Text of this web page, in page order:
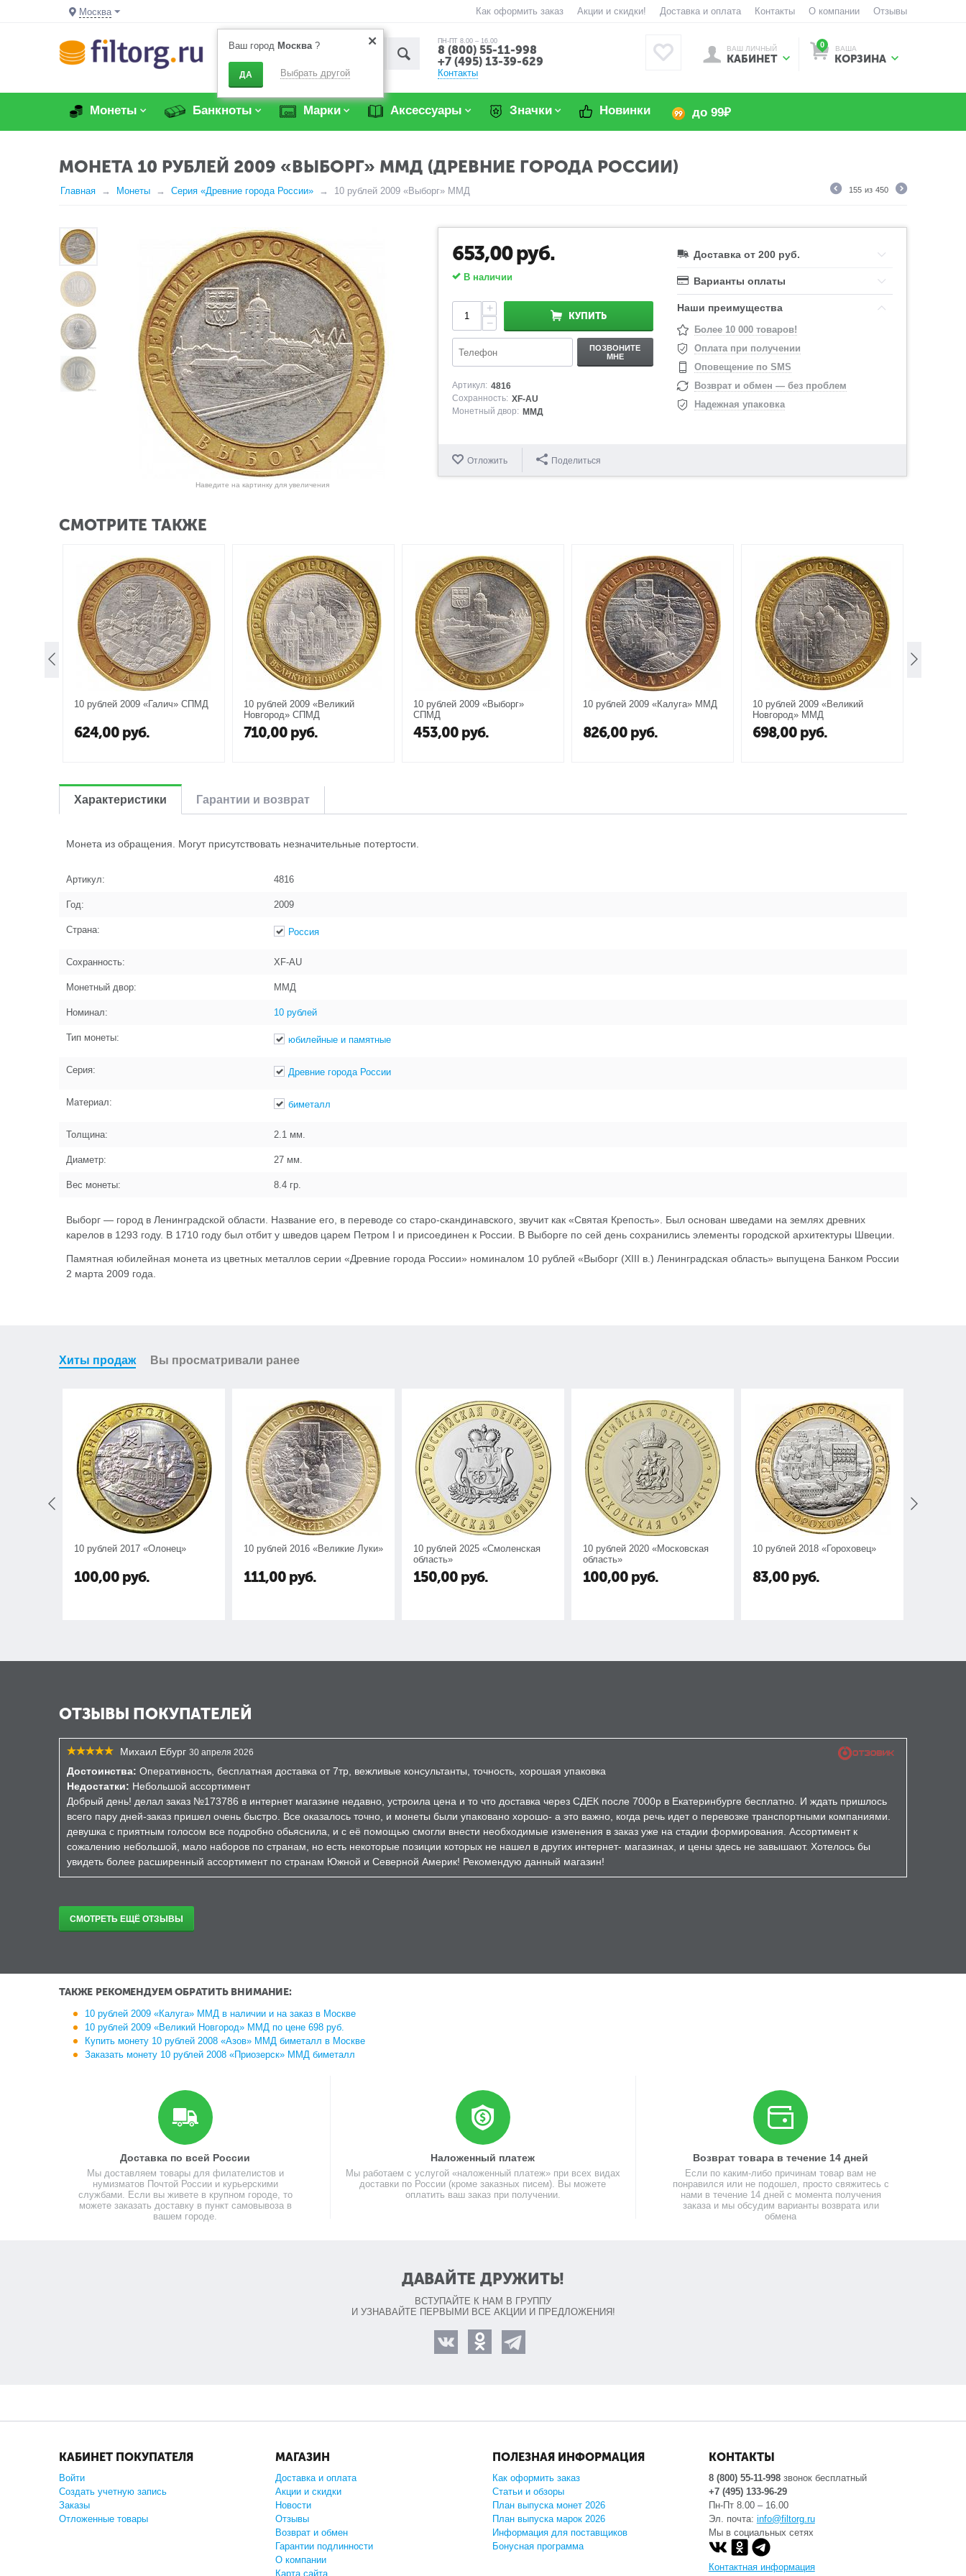
Москва
Ваш город Москва?
ДА Выбрать другой
Как оформить заказ Акции и скидки! Доставка и оплата Контакты О компании Отзывы
ПН-ПТ 8.00 – 16.00
8 (800) 55-11-998
+7 (495) 13-39-629
Контакты
0 ВАША
КОРЗИНА
ВАШ ЛИЧНЫЙ
КАБИНЕТ
Монеты Банкноты Марки Аксессуары Значки Новинки до 99₽
МОНЕТА 10 РУБЛЕЙ 2009 «ВЫБОРГ» ММД (ДРЕВНИЕ ГОРОДА РОССИИ)
Главная Монеты Серия «Древние города России» 10 рублей 2009 «Выборг» ММД 155 из 450
Наведите на картинку для увеличения
653,00руб.
В наличии
+
−
КУПИТЬ
ПОЗВОНИТЕ
МНЕ
Артикул: 4816
Сохранность: XF-AU
Монетный двор: ММД
Доставка от 200 руб.
Варианты оплаты
Наши преимущества
Более 10 000 товаров!
Оплата при получении
Оповещение по SMS
Возврат и обмен — без проблем
Надежная упаковка
Отложить Поделиться
СМОТРИТЕ ТАКЖЕ
10 рублей 2009 «Галич» СПМД
624,00 руб.
10 рублей 2009 «Великий
Новгород» СПМД
710,00 руб.
10 рублей 2009 «Выборг»
СПМД
453,00 руб.
10 рублей 2009 «Калуга» ММД
826,00 руб.
10 рублей 2009 «Великий
Новгород» ММД
698,00 руб.
Характеристики Гарантии и возврат
Монета из обращения. Могут присутствовать незначительные потертости.
Артикул: 4816
Год: 2009
Страна: Россия
Сохранность: XF-AU
Монетный двор: ММД
Номинал: 10 рублей
Тип монеты: юбилейные и памятные
Серия: Древние города России
Материал: биметалл
Толщина: 2.1 мм.
Диаметр: 27 мм.
Вес монеты: 8.4 гр.
Выборг — город в Ленинградской области. Название его, в переводе со старо-скандинавского, звучит как «Святая Крепость». Был основан шведами на землях древних
карелов в 1293 году. В 1710 году был отбит у шведов царем Петром I и присоединен к России. В Выборге по сей день сохранились элементы городской архитектуры Швеции.
Памятная юбилейная монета из цветных металлов серии «Древние города России» номиналом 10 рублей «Выборг (XIII в.) Ленинградская область» выпущена Банком России
2 марта 2009 года.
Хиты продаж Вы просматривали ранее
10 рублей 2017 «Олонец»
100,00 руб.
10 рублей 2016 «Великие Луки»
111,00 руб.
10 рублей 2025 «Смоленская
область»
150,00 руб.
10 рублей 2020 «Московская
область»
100,00 руб.
10 рублей 2018 «Гороховец»
83,00 руб.
ОТЗЫВЫ ПОКУПАТЕЛЕЙ
Михаил Ебург 30 апреля 2026
Достоинства: Оперативность, бесплатная доставка от 7тр, вежливые консультанты, точность, хорошая упаковка
Недостатки: Небольшой ассортимент
Добрый день! делал заказ №173786 в интернет магазине недавно, устроила цена и то что доставка через СДЕК после 7000р в Екатеринбурге бесплатно. И ждать пришлось
всего пару дней-заказ пришел очень быстро. Все оказалось точно, и монеты были упаковано хорошо- а это важно, когда речь идет о перевозке транспортными компаниями.
девушка с приятным голосом все подробно обьяснила, и с её помощью смогли внести необходимые изменения в заказ уже на стадии формирования. Ассортимент к
сожалению небольшой, мало наборов по странам, но есть некоторые позиции которых не нашел в других интернет- магазинах, и цены здесь не завышают. Хотелось бы
увидеть более расширенный ассортимент по странам Южной и Северной Америк! Рекомендую данный магазин!
СМОТРЕТЬ ЕЩЁ ОТЗЫВЫ
ТАКЖЕ РЕКОМЕНДУЕМ ОБРАТИТЬ ВНИМАНИЕ:
10 рублей 2009 «Калуга» ММД в наличии и на заказ в Москве
10 рублей 2009 «Великий Новгород» ММД по цене 698 руб.
Купить монету 10 рублей 2008 «Азов» ММД биметалл в Москве
Заказать монету 10 рублей 2008 «Приозерск» ММД биметалл
Доставка по всей России
Мы доставляем товары для филателистов и
нумизматов Почтой России и курьерскими
службами. Если вы живете в крупном городе, то
можете заказать доставку в пункт самовывоза в
вашем городе.
Наложенный платеж
Мы работаем с услугой «наложенный платеж» при всех видах
доставки по России (кроме заказных писем). Вы можете
оплатить ваш заказ при получении.
Возврат товара в течение 14 дней
Если по каким-либо причинам товар вам не
понравился или не подошел, просто свяжитесь с
нами в течение 14 дней с момента получения
заказа и мы обсудим варианты возврата или
обмена
ДАВАЙТЕ ДРУЖИТЬ!
ВСТУПАЙТЕ К НАМ В ГРУППУ
И УЗНАВАЙТЕ ПЕРВЫМИ ВСЕ АКЦИИ И ПРЕДЛОЖЕНИЯ!
КАБИНЕТ ПОКУПАТЕЛЯ
Войти
Создать учетную запись
Заказы
Отложенные товары
МАГАЗИН
Доставка и оплата
Акции и скидки
Новости
Отзывы
Возврат и обмен
Гарантии подлинности
О компании
Карта сайта
ПОЛЕЗНАЯ ИНФОРМАЦИЯ
Как оформить заказ
Статьи и обзоры
План выпуска монет 2026
План выпуска марок 2026
Информация для поставщиков
Бонусная программа
КОНТАКТЫ
8 (800) 55-11-998звонок бесплатный
+7 (495) 133-96-29
Пн-Пт 8.00 – 16.00
Эл. почта: info@filtorg.ru
Мы в социальных сетях
Контактная информация